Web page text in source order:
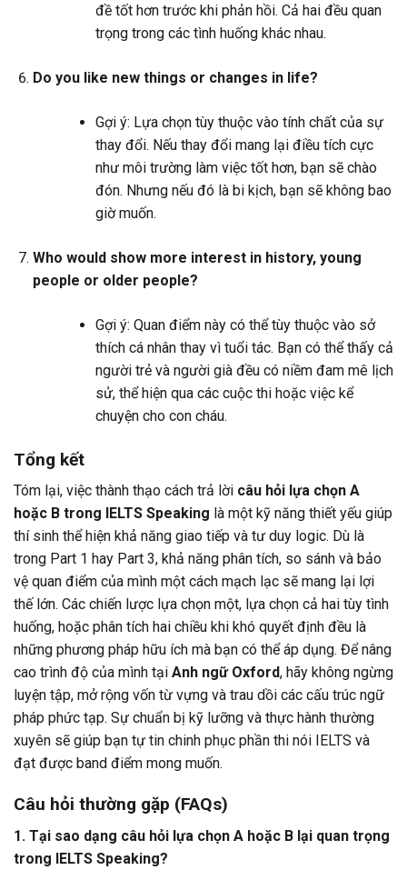
đề tốt hơn trước khi phản hồi. Cả hai đều quan
trọng trong các tình huống khác nhau.
Do you like new things or changes in life?
Gợi ý: Lựa chọn tùy thuộc vào tính chất của sự
thay đổi. Nếu thay đổi mang lại điều tích cực
như môi trường làm việc tốt hơn, bạn sẽ chào
đón. Nhưng nếu đó là bi kịch, bạn sẽ không bao
giờ muốn.
Who would show more interest in history, young
people or older people?
Gợi ý: Quan điểm này có thể tùy thuộc vào sở
thích cá nhân thay vì tuổi tác. Bạn có thể thấy cả
người trẻ và người già đều có niềm đam mê lịch
sử, thể hiện qua các cuộc thi hoặc việc kể
chuyện cho con cháu.
Tổng kết
Tóm lại, việc thành thạo cách trả lời câu hỏi lựa chọn A
hoặc B trong IELTS Speaking là một kỹ năng thiết yếu giúp
thí sinh thể hiện khả năng giao tiếp và tư duy logic. Dù là
trong Part 1 hay Part 3, khả năng phân tích, so sánh và bảo
vệ quan điểm của mình một cách mạch lạc sẽ mang lại lợi
thế lớn. Các chiến lược lựa chọn một, lựa chọn cả hai tùy tình
huống, hoặc phân tích hai chiều khi khó quyết định đều là
những phương pháp hữu ích mà bạn có thể áp dụng. Để nâng
cao trình độ của mình tại Anh ngữ Oxford, hãy không ngừng
luyện tập, mở rộng vốn từ vựng và trau dồi các cấu trúc ngữ
pháp phức tạp. Sự chuẩn bị kỹ lưỡng và thực hành thường
xuyên sẽ giúp bạn tự tin chinh phục phần thi nói IELTS và
đạt được band điểm mong muốn.
Câu hỏi thường gặp (FAQs)
1. Tại sao dạng câu hỏi lựa chọn A hoặc B lại quan trọng
trong IELTS Speaking?